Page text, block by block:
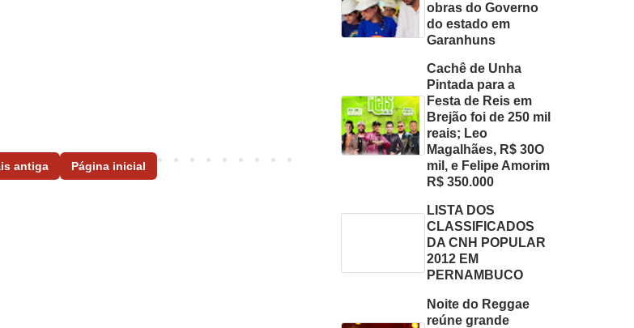
antiga Página inicial
obras do Governo
do estado em
Garanhuns
Cachê de Unha
Pintada para a
Festa de Reis em
Brejão foi de 250 mil
reais; Leo
Magalhães, R$ 30O
mil, e Felipe Amorim
R$ 350.000
LISTA DOS
CLASSIFICADOS
DA CNH POPULAR
2012 EM
PERNAMBUCO
Noite do Reggae
reúne grande